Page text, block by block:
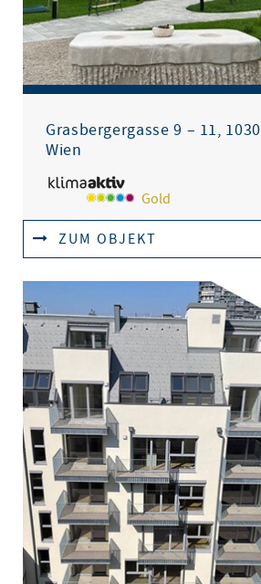
Grasbergergasse 9 – 11, 1030
Wien
Gold
ZUM OBJEKT